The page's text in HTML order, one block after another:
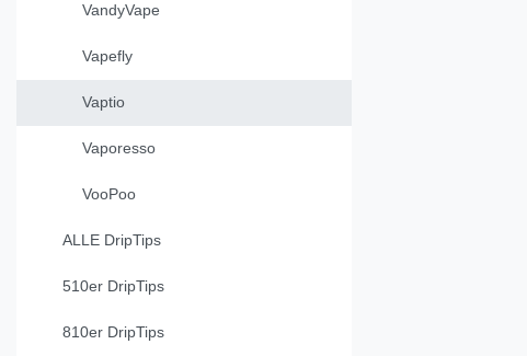
VandyVape
Vapefly
Vaptio
Vaporesso
VooPoo
ALLE DripTips
510er DripTips
810er DripTips